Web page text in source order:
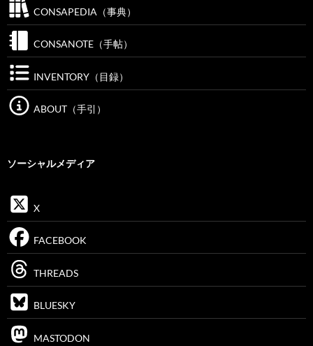
CONSAPEDIA（事典）
CONSANOTE（手帖）
INVENTORY（目録）
ABOUT（手引）
ソーシャルメディア
X
FACEBOOK
THREADS
BLUESKY
MASTODON